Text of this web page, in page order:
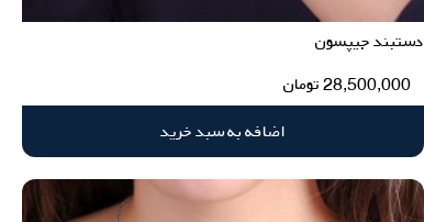
دستبند جیپسون
28,500,000تومان
اضافه به سبد خرید